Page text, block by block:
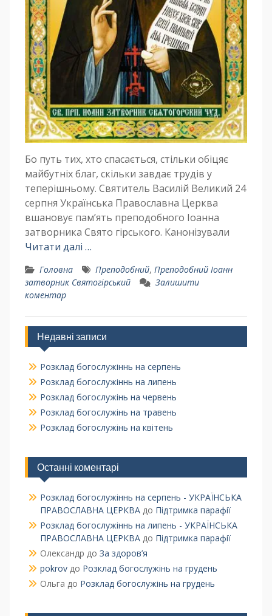
Бо путь тих, хто спасається, стільки обіцяє
майбутніх благ, скільки завдає трудів у
теперішньому. Святитель Василій Великий 24
серпня Українська Православна Церква
вшановує пам’ять преподобного Іоанна
затворника Свято гірського. Канонізували
Читати далі …
Головна Преподобний, Преподобний Іоанн
затворник Святогірський
Залишити
коментар
Недавні записи
Розклад богослужіннь на серпень
Розклад богослужіннь на липень
Розклад богослужінь на червень
Розклад богослужінь на травень
Розклад богослужінь на квітень
Останні коментарі
Розклад богослужіннь на серпень - УКРАЇНСЬКА
ПРАВОСЛАВНА ЦЕРКВАдо Підтримка парафії
Розклад богослужіннь на липень - УКРАЇНСЬКА
ПРАВОСЛАВНА ЦЕРКВАдо Підтримка парафії
Олександр до За здоров’я
pokrovдо Розклад богослужінь на грудень
Ольга до Розклад богослужінь на грудень